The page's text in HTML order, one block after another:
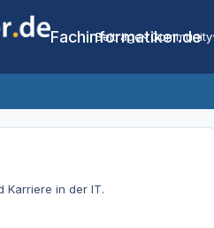
Fachinformatiker.de
Beiträge Community
Karriere in der IT.